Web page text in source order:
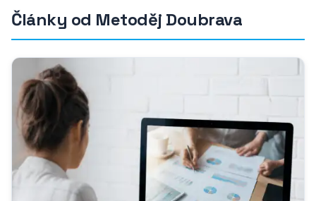
Články od Metoděj Doubrava